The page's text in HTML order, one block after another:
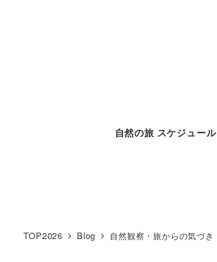
自然の旅 スケジュール
TOP2026 Blog 自然観察・旅からの気づき